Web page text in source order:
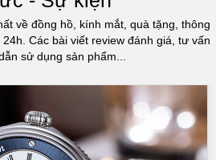
về đồng hồ, kính mắt, quà tặng, thông
Các bài viết review đánh giá, tư vấn
sử dụng sản phẩm...